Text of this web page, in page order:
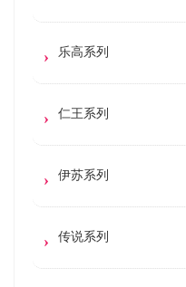
乐高系列
仁王系列
伊苏系列
传说系列